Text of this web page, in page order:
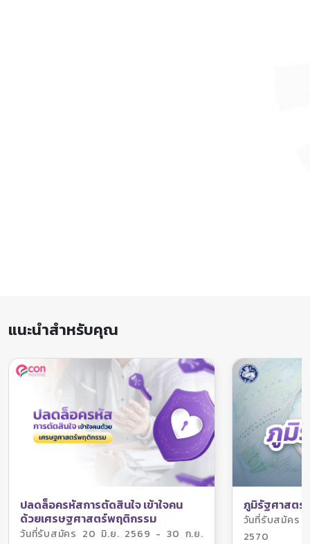
แนะนำสำหรับคุณ
ปลดล็อครหัสการตัดสินใจ เข้าใจคน
ด้วยเศรษฐศาสตร์พฤติกรรม
วันที่รับสมัคร 20 มิ.ย. 2569 - 30 ก.ย.
ภูมิรัฐศาสตร์
วันที่รับสมัค
2570